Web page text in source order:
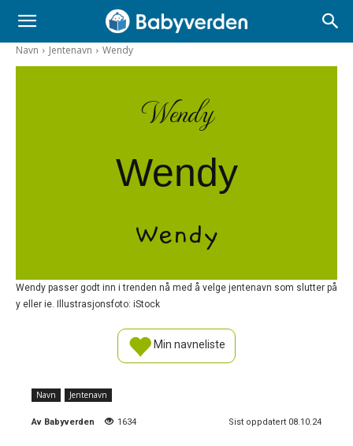
Navn Jentenavn Wendy
Wendy
Wendy
Wendy
Wendy passer godt inn i trenden nå med å velge jentenavn som slutter på
y eller ie. Illustrasjonsfoto: iStock
Min navneliste
Navn Jentenavn
Av Babyverden 1634 Sist oppdatert 08.10.24